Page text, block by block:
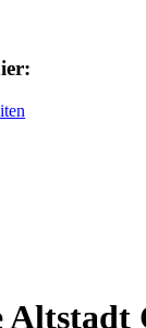
Altstadt